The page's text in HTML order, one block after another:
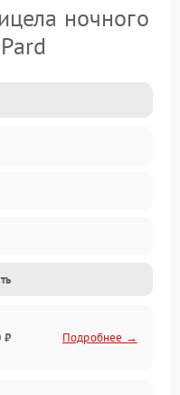
ночного
₽ Подробнее →